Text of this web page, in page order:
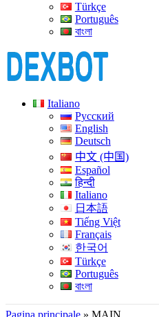
Türkçe
Português
বাংলা
Italiano
Русский
English
Deutsch
中文 (中国)
Español
हिन्दी
Italiano
日本語
Tiếng Việt
Français
한국어
Türkçe
Português
বাংলা
Pagina principale » MAIN